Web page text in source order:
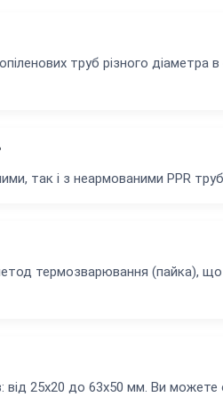
труб різного діаметра
так і з неармованими PPR
термозварювання (пайка),
25х20 до 63х50 мм. Ви можете